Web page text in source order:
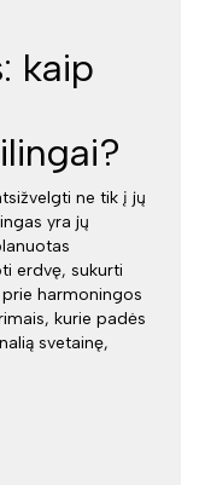
kaip
ne tik į jų
yra jų
erdvę, sukurti
harmoningos
kurie padės
svetainę,